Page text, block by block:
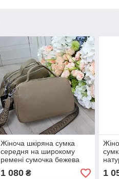
Жіноча шкіряна сумка
середня на широкому
ремені сумочка бежева
натуральна шкіра
1 080₴ 1